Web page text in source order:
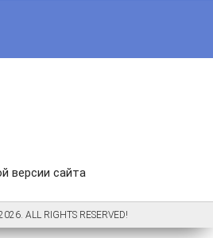
версии сайта
ALL RIGHTS RESERVED!